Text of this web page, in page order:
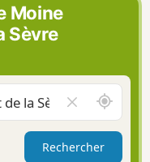
a
i
g
Moine
Sèvre
i
d
e
A
u
t
Rechercher